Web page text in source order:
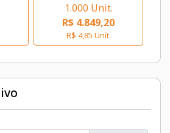
1.000 Unit.
R$ 4.849,20
R$ 4,85 Unit.